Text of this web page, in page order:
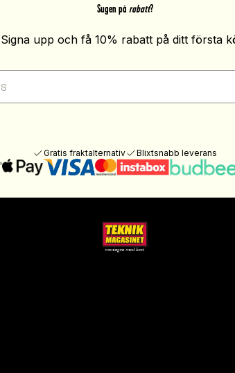
Sugen på rabatt?
Signa upp och få 10% rabatt på ditt första
Gratis fraktalternativ Blixtsnabb leverans